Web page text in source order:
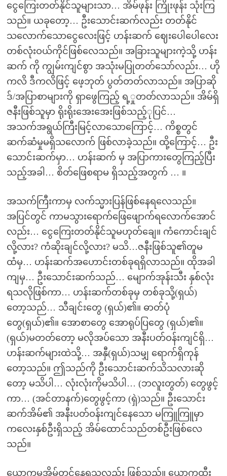
ငွေကြေးတတ်နိုင်သူများသာ… အိမ်ဖုန်း ကြိုးဖုန်း သုံးကြ
သည်။ ယခုတော့… ဦးသောင်းဆက်လည်း တတ်နိုင်
သလောက်သောငွေလေးဖြင့် ဟန်းဆက် ဈေးပေါပေါလေး
တစ်လုံးဝယ်ကိုင်ဖြစ်လေသည်။ အခြားသူများကဲ့သို့ ဟန်း
ဆက် ကို ကျွမ်းကျင်စွာ အသုံးမပြုတတ်သော်လည်း… ဟို
ကလိ ဒီကလိဖြင့် ဖေ့ဘုတ် ပွတ်တတ်လာသည်။ အပြာဆို
ဒ်/အပြာစာများကို ရှာဖွေကြည့် ရ့ှုတတ်လာသည်။ အိမ်ရှိ
ဇနီးဖြစ်သူမှာ ရိုးရိုးအေးအေးဖြစ်သည့်ုပြင်…
အသက်အရွယ်ကြီးမြင့်လာသောကြောင့်… ကိစ္စတွင်
ဆက်ဆံမှုမရှိသလောက် ဖြစ်လာခဲ့သည်။ ထို့ကြောင့်… ဦး
သောင်းဆက်မှာ… ဟန်းဆက် မှ အပြာကားတွေကြည့်ပြီး
သည့်အခါ… စိတ်ဖြေစရာမ ရှိသည့်အတွက် … ။
အသက်ကြီးကာမှ လက်သ္မားပြန်ဖြစ်နေရလေသည်။
အပြင်တွင် ကာမသွားရောက်ဖြေဖျောက်ရလောက်အောင်
လည်း… ငွေကြေးတတ်နိုင်သူမဟုတ်ချေ။ ကံကောင်းချင်
လို့လား? ကံဆိုးချင်လို့လား? မသိ…ဇနီးဖြစ်သူ၏တူမ
ထံမှ… ဟန်းဆက်အဟောင်းတစ်ခုရရှိလာသည်။ ထိုအခါ
ကျမှ… ဦးသောင်းဆက်သည်… မျောက်အုန်းသီး နှစ်လုံး
ရသလိုဖြစ်ကာ… ဟန်းဆက်တစ်ခုမှ တစ်ခုသို့(ရှယ်)
တော့သည်… သီချင်းတွေ (ရှယ်)၏။ ဓာတ်ပုံ
တွေ(ရှယ်)၏။ အောစာတွေ အောရုပ်ပြတွေ (ရှယ်)၏။
(ရှယ်)မတတ်တော့ မလိုအပ်သော အနီးပတ်ဝန်းကျင်ရှိ…
ဟန်းဆက်များထဲသို့… အနှီ(ရှယ်)သမျှ ရောက်ရှိကုန်
တော့သည်။ ဤသည်ကို ဦးသောင်းဆက်သိသလားဆို
တော့ မသိပါ… လုံးလုံးကိုမသိပါ… (ဘလူးတွတ်) တွေဖွင့်
ကာ… (အင်တာနက်)တွေဖွင့်ကာ (ရှဲ)သည်။ ဦးသောင်း
ဆက်အိမ်၏ အနီးပတ်ဝန်းကျင်နေသော မကြူကြူမှာ
ကလေးနှစ်ဦးရှိသည့် အိမ်ထောင်သည်တစ်ဦးဖြစ်လေ
သည်။
ယောက္ခမအိမ်တွင်နေရသူလည်း ဖြစ်သည်။ ယောက္ခထီး